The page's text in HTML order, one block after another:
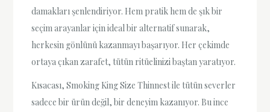
damakları şenlendiriyor. Hem pratik hem de şık bir
seçim arayanlar için ideal bir alternatif sunarak,
herkesin gönlünü kazanmayı başarıyor. Her çekimde
ortaya çıkan zarafet, tütün ritüelinizi baştan yaratıyor.
Kısacası, Smoking King Size Thinnest ile tütün severler
sadece bir ürün değil, bir deneyim kazanıyor. Bu ince